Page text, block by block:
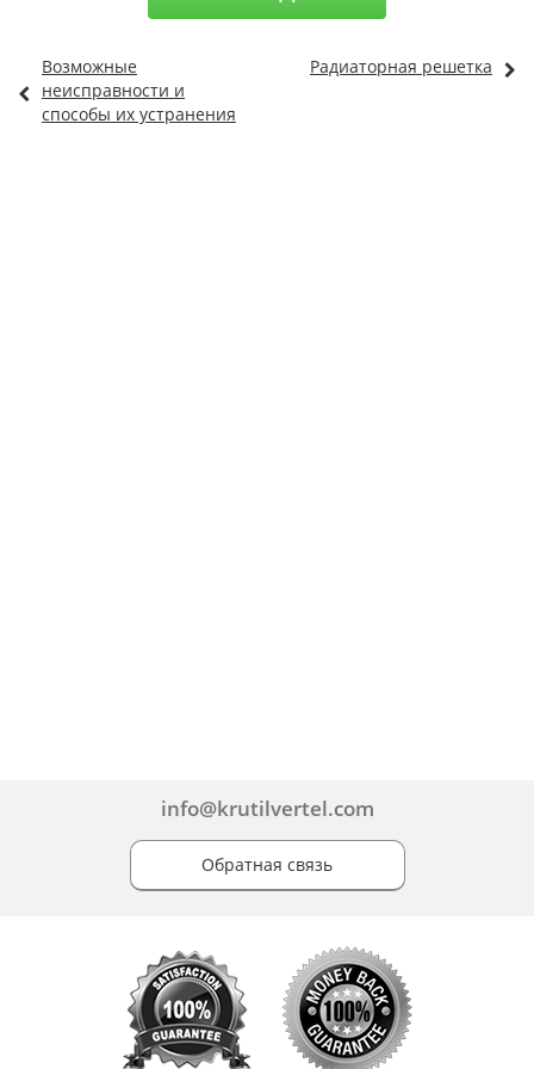
Возможные
неисправности и
способы их устранения
Радиаторная решетка
info@krutilvertel.com
Обратная связь